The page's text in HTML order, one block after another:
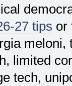
27 tips or
meloni,
limited
tech,